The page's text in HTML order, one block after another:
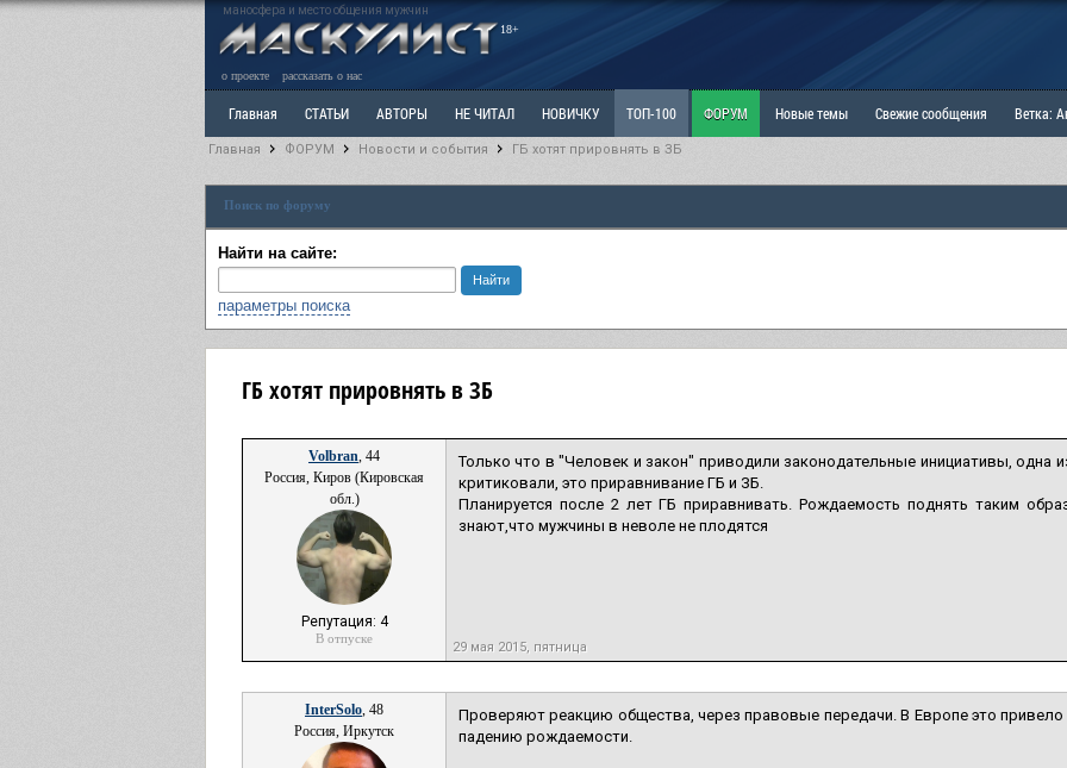
маносфера и место общения мужчин
18+
о проекте рассказать о нас
Главная СТАТЬИ АВТОРЫ НЕ ЧИТАЛ НОВИЧКУ ТОП-100 ФОРУМ Новые темы Свежие сообщения Ветка:
Ветка: Наболевшее. Выскажись!
РАЗДЕЛ: Разное
Главная ФОРУМ Новости и события ГБ хотят прировнять в ЗБ
Поиск по форуму
Найти на сайте:
параметры поиска
ГБ хотят прировнять в ЗБ
Volbran, 44
Россия, Киров (Кировская
обл.)
Репутация: 4
В отпуске
Только что в "Человек и закон" приводили законодательные инициативы, одна
критиковали, это приравнивание ГБ и ЗБ.
Планируется после 2 лет ГБ приравнивать. Рождаемость поднять таким
знают,что мужчины в неволе не плодятся
29 мая 2015, пятница
InterSolo, 48
Россия, Иркутск
Проверяют реакцию общества, через правовые передачи. В Европе это привело
падению рождаемости.